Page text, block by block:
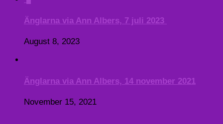
Änglarna via Ann Albers, 7 juli 2023
August 8, 2023
Änglarna via Ann Albers, 14 november 2021
November 15, 2021